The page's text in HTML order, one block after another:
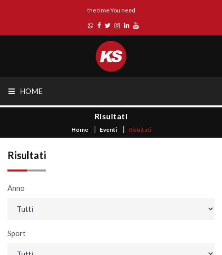
the time You need
HOME
Risultati
Home Eventi Risultati
Risultati
Anno
Sport